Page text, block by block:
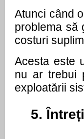
Atunci când
problema să
costuri
Acesta este
nu ar trebui
exploatării
5.